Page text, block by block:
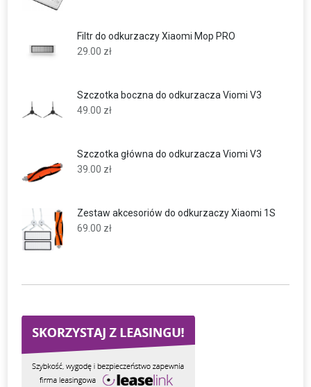
Filtr do odkurzaczy Xiaomi Mop PRO
29.00 zł
Szczotka boczna do odkurzacza Viomi V3
49.00 zł
Szczotka główna do odkurzacza Viomi V3
39.00 zł
Zestaw akcesoriów do odkurzaczy Xiaomi 1S
69.00 zł